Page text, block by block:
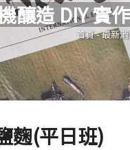
釀造 DIY 實
首頁-最新
麴(平日班)